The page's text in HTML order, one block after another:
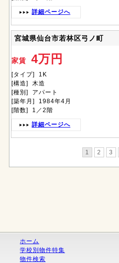
詳細ページへ
宮城県仙台市若林区弓ノ町
家賃 4万円
[タイプ] 1K
[構造] 木造
[種別] アパート
[築年月] 1984年4月
[階数] 1／2階
詳細ページへ
1 2 3
ホーム
学校別物件特集
物件検索